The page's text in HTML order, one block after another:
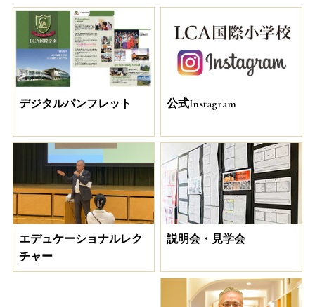
デジタルパンフレット 公式Instagram
エデュケーショナルレク
チャー
説明会・見学会